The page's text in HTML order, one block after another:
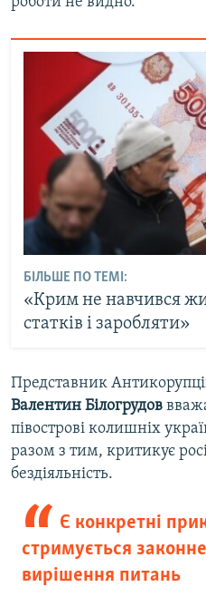
БІЛЬШЕ ПО ТЕМІ:
«Крим не навчився
статків і заробляти»
Представник
Валентин Білогрудов
півострові колишніх
разом з тим, критикує
бездіяльність.
Є конкретні
стримується
вирішення питань